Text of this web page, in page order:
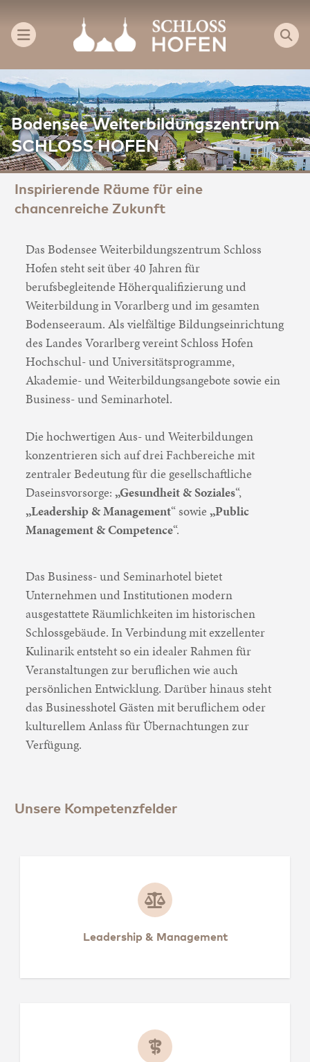
Bodensee Weiterbildungszentrum
SCHLOSS HOFEN
Inspirierende Räume für eine
chancenreiche Zukunft
Das Bodensee Weiterbildungszentrum Schloss
Hofen steht seit über 40 Jahren für
berufsbegleitende Höherqualifizierung und
Weiterbildung in Vorarlberg und im gesamten
Bodenseeraum. Als vielfältige Bildungseinrichtung
des Landes Vorarlberg vereint Schloss Hofen
Hochschul- und Universitätsprogramme,
Akademie- und Weiterbildungsangebote sowie ein
Business- und Seminarhotel.
Die hochwertigen Aus- und Weiterbildungen
konzentrieren sich auf drei Fachbereiche mit
zentraler Bedeutung für die gesellschaftliche
Daseinsvorsorge: „Gesundheit & Soziales“,
„Leadership & Management“ sowie „Public
Management & Competence“.
Das Business- und Seminarhotel bietet
Unternehmen und Institutionen modern
ausgestattete Räumlichkeiten im historischen
Schlossgebäude. In Verbindung mit exzellenter
Kulinarik entsteht so ein idealer Rahmen für
Veranstaltungen zur beruflichen wie auch
persönlichen Entwicklung. Darüber hinaus steht
das Businesshotel Gästen mit beruflichem oder
kulturellem Anlass für Übernachtungen zur
Verfügung.
Unsere Kompetenzfelder
Leadership &
Leadership & Management